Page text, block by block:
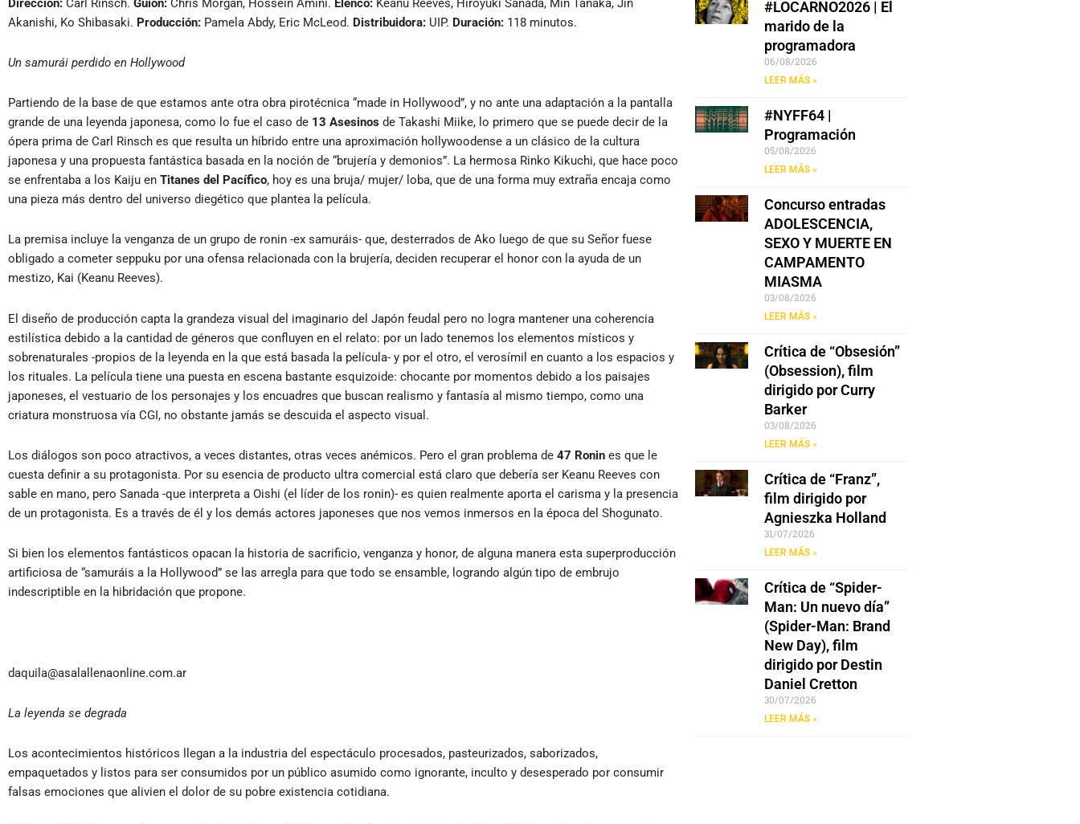
Akanishi, Ko Shibasaki. Producción: Pamela Abdy, Eric McLeod. Distribuidora: UIP. Duración: 118 minutos.
Un samurái perdido en Hollywood
Partiendo de la base de que estamos ante otra obra pirotécnica “made in Hollywood”, y no ante una adaptación a la pantalla
grande de una leyenda japonesa, como lo fue el caso de 13 Asesinos de Takashi Miike, lo primero que se puede decir de la
ópera prima de Carl Rinsch es que resulta un híbrido entre una aproximación hollywoodense a un clásico de la cultura
japonesa y una propuesta fantástica basada en la noción de “brujería y demonios”. La hermosa Rinko Kikuchi, que hace poco
se enfrentaba a los Kaiju en Titanes del Pacífico, hoy es una bruja/ mujer/ loba, que de una forma muy extraña encaja como
una pieza más dentro del universo diegético que plantea la película.
La premisa incluye la venganza de un grupo de ronin -ex samuráis- que, desterrados de Ako luego de que su Señor fuese
obligado a cometer seppuku por una ofensa relacionada con la brujería, deciden recuperar el honor con la ayuda de un
mestizo, Kai (Keanu Reeves).
El diseño de producción capta la grandeza visual del imaginario del Japón feudal pero no logra mantener una coherencia
estilística debido a la cantidad de géneros que confluyen en el relato: por un lado tenemos los elementos místicos y
sobrenaturales -propios de la leyenda en la que está basada la película- y por el otro, el verosímil en cuanto a los espacios y
los rituales. La película tiene una puesta en escena bastante esquizoide: chocante por momentos debido a los paisajes
japoneses, el vestuario de los personajes y los encuadres que buscan realismo y fantasía al mismo tiempo, como una
criatura monstruosa vía CGI, no obstante jamás se descuida el aspecto visual.
Los diálogos son poco atractivos, a veces distantes, otras veces anémicos. Pero el gran problema de 47 Ronin es que le
cuesta definir a su protagonista. Por su esencia de producto ultra comercial está claro que debería ser Keanu Reeves con
sable en mano, pero Sanada -que interpreta a Oishi (el líder de los ronin)- es quien realmente aporta el carisma y la presencia
de un protagonista. Es a través de él y los demás actores japoneses que nos vemos inmersos en la época del Shogunato.
Si bien los elementos fantásticos opacan la historia de sacrificio, venganza y honor, de alguna manera esta superproducción
artificiosa de “samuráis a la Hollywood” se las arregla para que todo se ensamble, logrando algún tipo de embrujo
indescriptible en la hibridación que propone.
daquila@asalallenaonline.com.ar
La leyenda se degrada
Los acontecimientos históricos llegan a la industria del espectáculo procesados, pasteurizados, saborizados,
empaquetados y listos para ser consumidos por un público asumido como ignorante, inculto y desesperado por consumir
falsas emociones que alivien el dolor de su pobre existencia cotidiana.
#LOCARNO2026 | El
marido de la
programadora
06/08/2026
LEER MÁS »
#NYFF64 |
Programación
05/08/2026
LEER MÁS »
Concurso entradas
ADOLESCENCIA,
SEXO Y MUERTE EN
CAMPAMENTO
MIASMA
03/08/2026
LEER MÁS »
Crítica de “Obsesión”
(Obsession), film
dirigido por Curry
Barker
03/08/2026
LEER MÁS »
Crítica de “Franz”,
film dirigido por
Agnieszka Holland
31/07/2026
LEER MÁS »
Crítica de “Spider-
Man: Un nuevo día”
(Spider-Man: Brand
New Day), film
dirigido por Destin
Daniel Cretton
30/07/2026
LEER MÁS »